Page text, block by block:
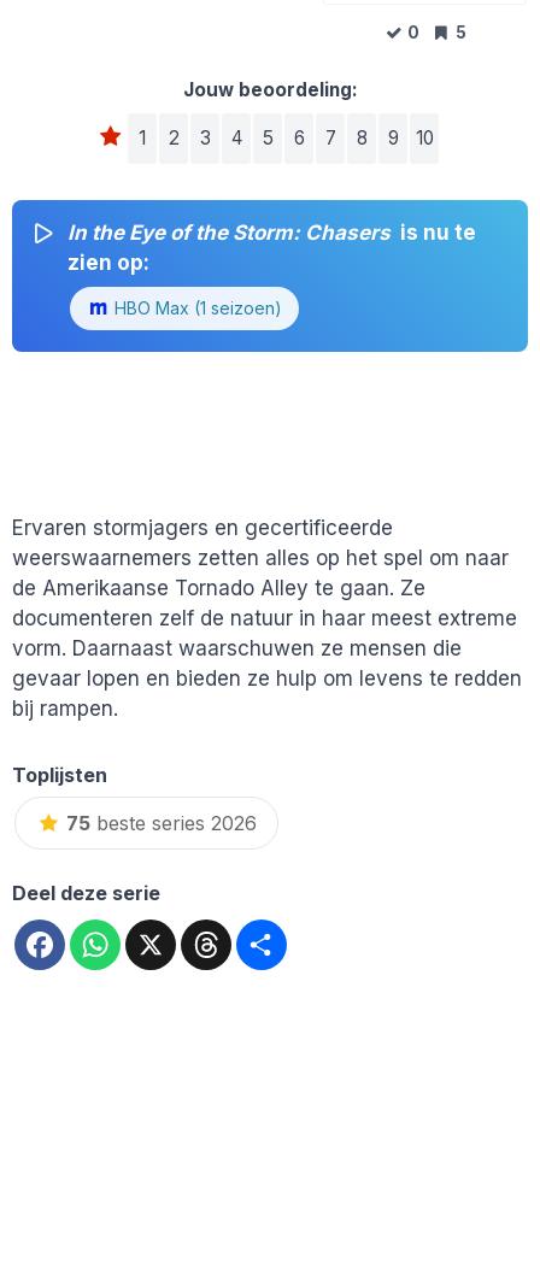
0 5
Jouw beoordeling:
1 2 3 4 5 6 7 8 9 10
In the Eye of the Storm: Chasers is nu te
zien op:
HBO Max (1 seizoen)
Ervaren stormjagers en gecertificeerde
weerswaarnemers zetten alles op het spel om naar
de Amerikaanse Tornado Alley te gaan. Ze
documenteren zelf de natuur in haar meest extreme
vorm. Daarnaast waarschuwen ze mensen die
gevaar lopen en bieden ze hulp om levens te redden
bij rampen.
Toplijsten
75 beste series 2026
Deel deze serie
FacebookWhatsApp
X Threads